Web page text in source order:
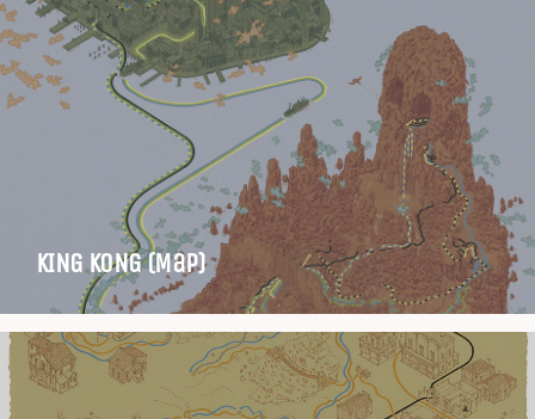
KING KONG (Map)